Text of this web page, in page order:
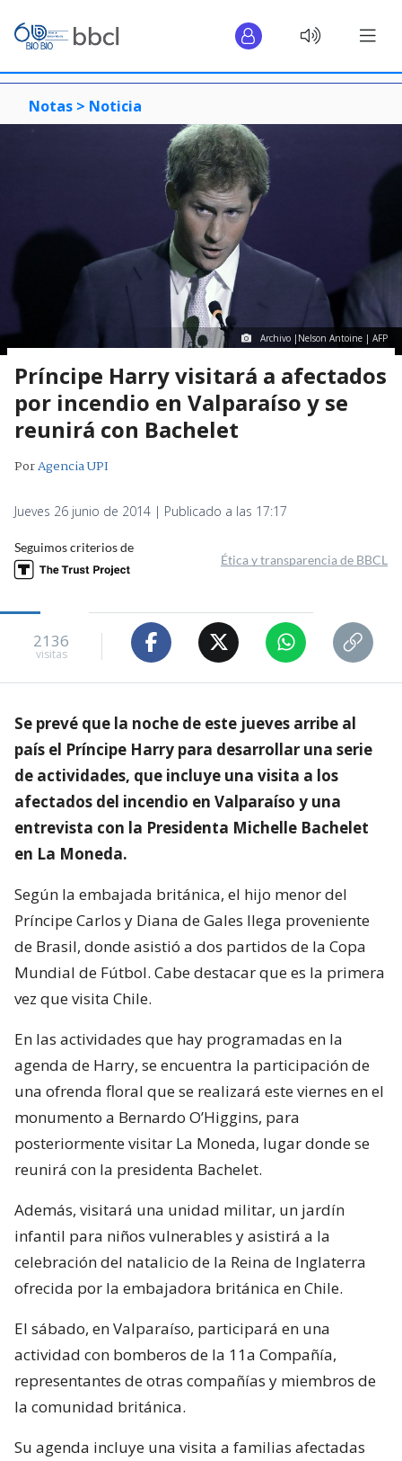
Notas > Noticia
Archivo |Nelson Antoine | AFP
Príncipe Harry visitará a afectados
por incendio en Valparaíso y se
reunirá con Bachelet
PorAgencia UPI
Jueves 26 junio de 2014 | Publicado a las 17:17
Seguimos criterios de
Ética y transparencia de BBCL
2136
visitas
Se prevé que la noche de este jueves arribe al
país el Príncipe Harry para desarrollar una serie
de actividades, que incluye una visita a los
afectados del incendio en Valparaíso y una
entrevista con la Presidenta Michelle Bachelet
en La Moneda.
Según la embajada británica, el hijo menor del
Príncipe Carlos y Diana de Gales llega proveniente
de Brasil, donde asistió a dos partidos de la Copa
Mundial de Fútbol. Cabe destacar que es la primera
vez que visita Chile.
En las actividades que hay programadas en la
agenda de Harry, se encuentra la participación de
una ofrenda floral que se realizará este viernes en el
monumento a Bernardo O’Higgins, para
posteriormente visitar La Moneda, lugar donde se
reunirá con la presidenta Bachelet.
Además, visitará una unidad militar, un jardín
infantil para niños vulnerables y asistirá a la
celebración del natalicio de la Reina de Inglaterra
ofrecida por la embajadora británica en Chile.
El sábado, en Valparaíso, participará en una
actividad con bomberos de la 11a Compañía,
representantes de otras compañías y miembros de
la comunidad británica.
Su agenda incluye una visita a familias afectadas